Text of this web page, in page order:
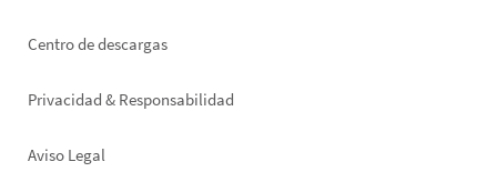
Footer
Centro de descargas
Privacidad & Responsabilidad
Aviso Legal